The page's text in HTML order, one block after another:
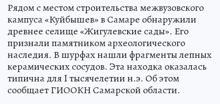
Рядом с местом строительства межвузовского
кампуса «Куйбышев» в Самаре обнаружили
древнее селище «Жигулевские сады». Его
признали памятником археологического
наследия. В шурфах нашли фрагменты лепных
керамических сосудов. Эта находка оказалась
типична для I тысячелетии н.э. Об этом
сообщает ГИООКН Самарской области.